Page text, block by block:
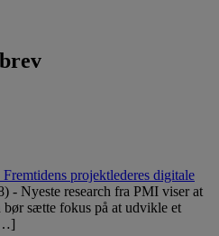
projektlederes digitale
- Nyeste research fra PMI viser at
sætte fokus på at udvikle et